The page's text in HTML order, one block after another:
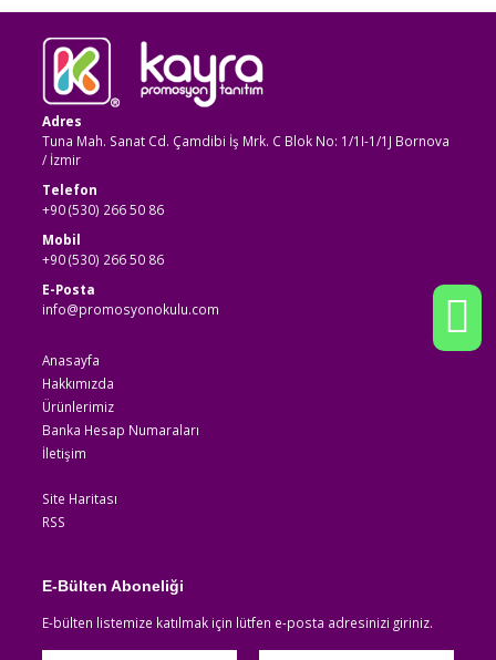
Adres
Tuna Mah. Sanat Cd. Çamdibi İş Mrk. C Blok No: 1/1I-1/1J Bornova
/ İzmir
Telefon
+90 (530) 266 50 86
Mobil
+90 (530) 266 50 86
E-Posta
info@promosyonokulu.com
Anasayfa
Hakkımızda
Ürünlerimiz
Banka Hesap Numaraları
İletişim
Site Haritası
RSS
E-Bülten Aboneliği
E-bülten listemize katılmak için lütfen e-posta adresinizi giriniz.